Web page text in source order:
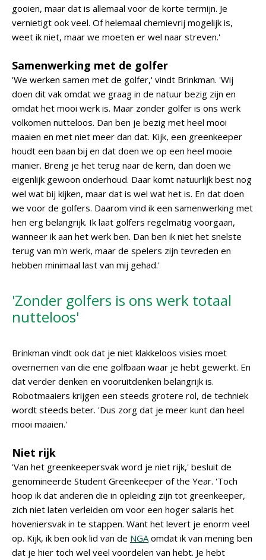
gooien, maar dat is allemaal voor de korte termijn. Je
vernietigt ook veel. Of helemaal chemievrij mogelijk is,
weet ik niet, maar we moeten er wel naar streven.'
Samenwerking met de golfer
'We werken samen met de golfer,' vindt Brinkman. 'Wij
doen dit vak omdat we graag in de natuur bezig zijn en
omdat het mooi werk is. Maar zonder golfer is ons werk
volkomen nutteloos. Dan ben je bezig met heel mooi
maaien en met niet meer dan dat. Kijk, een greenkeeper
houdt een baan bij en dat doen we op een heel mooie
manier. Breng je het terug naar de kern, dan doen we
eigenlijk gewoon onderhoud. Daar komt natuurlijk best nog
wel wat bij kijken, maar dat is wel wat het is. En dat doen
we voor de golfers. Daarom vind ik een samenwerking met
hen erg belangrijk. Ik laat golfers regelmatig voorgaan,
wanneer ik aan het werk ben. Dan ben ik niet het snelste
terug van m'n werk, maar de spelers zijn tevreden en
hebben minimaal last van mij gehad.'
'Zonder golfers is ons werk totaal
nutteloos'
Brinkman vindt ook dat je niet klakkeloos visies moet
overnemen van die ene golfbaan waar je hebt gewerkt. En
dat verder denken en vooruitdenken belangrijk is.
Robotmaaiers krijgen een steeds grotere rol, de techniek
wordt steeds beter. 'Dus zorg dat je meer kunt dan heel
mooi maaien.'
Niet rijk
'Van het greenkeepersvak word je niet rijk,' besluit de
genomineerde Student Greenkeeper of the Year. 'Toch
hoop ik dat anderen die in opleiding zijn tot greenkeeper,
zich niet laten verleiden om voor een hoger salaris het
hoveniersvak in te stappen. Want het levert je enorm veel
op. Kijk, ik ben ook lid van de NGAomdat ik van mening ben
dat je hier toch wel veel voordelen van hebt. Je hebt